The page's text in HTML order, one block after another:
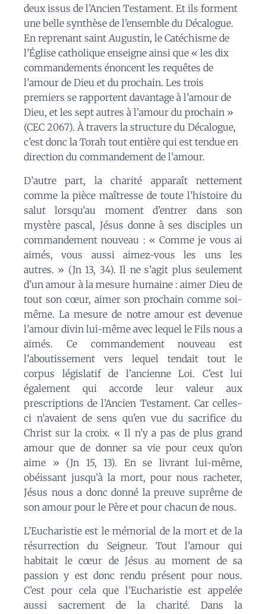
deux issus de l’Ancien Testament. Et ils forment
une belle synthèse de l’ensemble du Décalogue.
En reprenant saint Augustin, le Catéchisme de
l’Église catholique enseigne ainsi que « les dix
commandements énoncent les requêtes de
l’amour de Dieu et du prochain. Les trois
premiers se rapportent davantage à l’amour de
Dieu, et les sept autres à l’amour du prochain »
(CEC 2067). À travers la structure du Décalogue,
c’est donc la Torah tout entière qui est tendue en
direction du commandement de l’amour.
D’autre part, la charité apparaît nettement
comme la pièce maîtresse de toute l’histoire du
salut lorsqu’au moment d’entrer dans son
mystère pascal, Jésus donne à ses disciples un
commandement nouveau : « Comme je vous ai
aimés, vous aussi aimez-vous les uns les
autres. » (Jn 13, 34).Il ne s’agit plus seulement
d’un amour à la mesure humaine : aimer Dieu de
tout son cœur, aimer son prochain comme soi-
même. La mesure de notre amour est devenue
l’amour divin lui-même avec lequel le Fils nous a
aimés. Ce commandement nouveau est
l’aboutissement vers lequel tendait tout le
corpus législatif de l’ancienne Loi. C’est lui
également qui accorde leur valeur aux
prescriptions de l’Ancien Testament. Carcelles-
ci n’avaient de sens qu’en vue du sacrifice du
Christ sur la croix. « Il n’y a pas de plus grand
amour que de donner sa vie pour ceux qu’on
aime » (Jn 15, 13). En se livrant lui-même,
obéissant jusqu’à la mort, pour nous racheter,
Jésus nous a donc donné la preuve suprêmede
son amour pour le Père et pour chacun de nous.
L’Eucharistie est le mémorial de la mort et de la
résurrection du Seigneur. Tout l’amour qui
habitait le cœur de Jésus au moment de sa
passiony estdonc rendu présent pour nous.
C’est pour cela que l’Eucharistie est appelée
aussi sacrement de la charité. Dans la